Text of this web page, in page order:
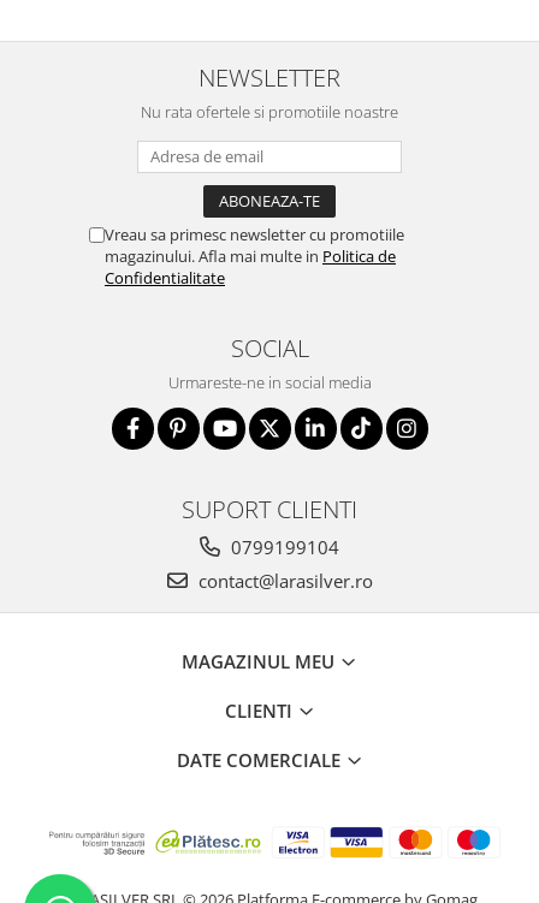
NEWSLETTER
Nu rata ofertele si promotiile noastre
Vreau sa primesc newsletter cu promotiile
magazinului. Afla mai multe in Politica de
Confidentialitate
SOCIAL
Urmareste-ne in social media
SUPORT CLIENTI
0799199104
contact@larasilver.ro
MAGAZINUL MEU
CLIENTI
DATE COMERCIALE